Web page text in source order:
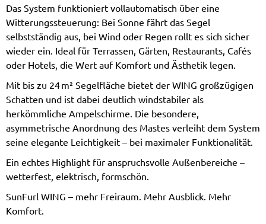
Das System funktioniert vollautomatisch über eine
Witterungssteuerung: Bei Sonne fährt das Segel
selbstständig aus, bei Wind oder Regen rollt es sich sicher
wieder ein. Ideal für Terrassen, Gärten, Restaurants, Cafés
oder Hotels, die Wert auf Komfort und Ästhetik legen.
Mit bis zu 24 m² Segelfläche bietet der WING großzügigen
Schatten und ist dabei deutlich windstabiler als
herkömmliche Ampelschirme. Die besondere,
asymmetrische Anordnung des Mastes verleiht dem System
seine elegante Leichtigkeit – bei maximaler Funktionalität.
Ein echtes Highlight für anspruchsvolle Außenbereiche –
wetterfest, elektrisch, formschön.
SunFurl WING – mehr Freiraum. Mehr Ausblick. Mehr
Komfort.